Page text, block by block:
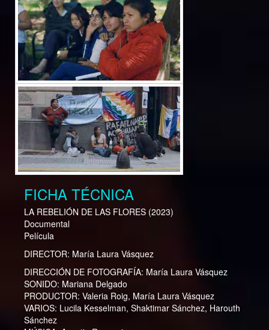
FICHA TÉCNICA
LA REBELIÓN DE LAS FLORES (2023)
Documental
Película
DIRECTOR: María Laura Vásquez
DIRECCIÓN DE FOTOGRAFÍA: María Laura Vásquez
SONIDO: Mariana Delgado
PRODUCTOR: Valeria Roig, María Laura Vásquez
VARIOS: Lucila Kesselman, Shaktimar Sánchez, Harouth
Sánchez